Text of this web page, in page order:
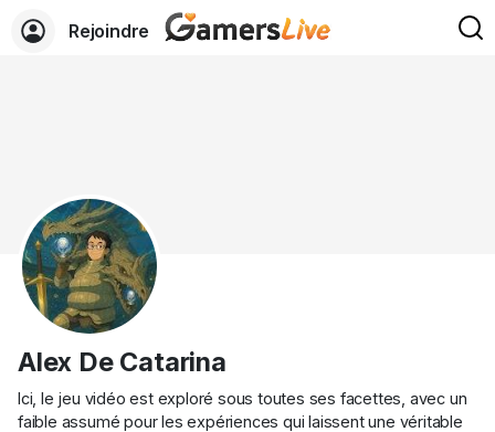
Rejoindre
Alex De Catarina
Ici, le jeu vidéo est exploré sous toutes ses facettes, avec un
faible assumé pour les expériences qui laissent une véritable